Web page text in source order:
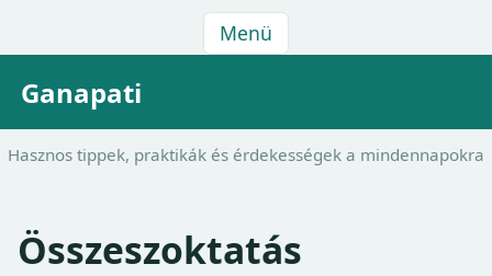
Menü
Ganapati
Hasznos tippek, praktikák és érdekességek a mindennapokra
Összeszoktatás